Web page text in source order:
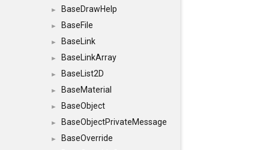
► BaseDrawHelp
► BaseFile
► BaseLink
► BaseLinkArray
► BaseList2D
► BaseMaterial
► BaseObject
► BaseObjectPrivateMessage
► BaseOverride